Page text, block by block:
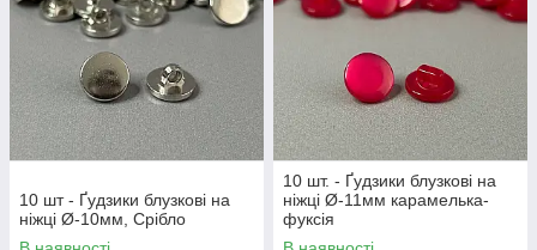
10 шт - Ґудзики блузкові на
ніжці Ø-10мм, Срібло
10 шт. - Ґудзики блузкові на
ніжці Ø-11мм карамелька-
фуксія